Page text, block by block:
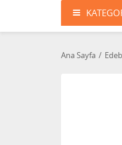
Ana Sayfa